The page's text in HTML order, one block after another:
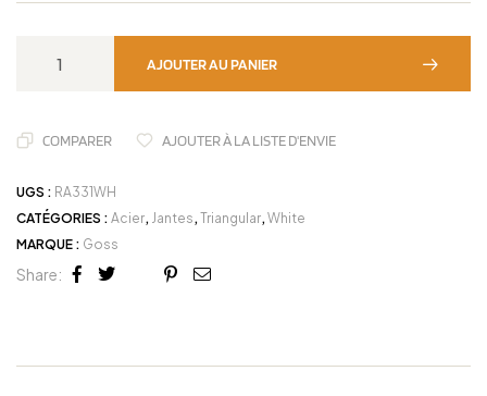
AJOUTER AU PANIER
COMPARER AJOUTER À LA LISTE D'ENVIE
UGS : RA331WH
CATÉGORIES : Acier, Jantes,Triangular,White
MARQUE : Goss
Share:
Facebook
TwitterLinkedin
Google+
Pinterest
Email